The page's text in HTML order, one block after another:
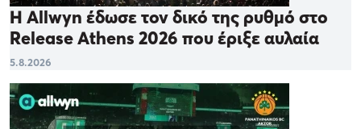
Η Allwyn έδωσε τον δικό της ρυθμό στο
Release Athens 2026 που έριξε αυλαία
5.8.2026